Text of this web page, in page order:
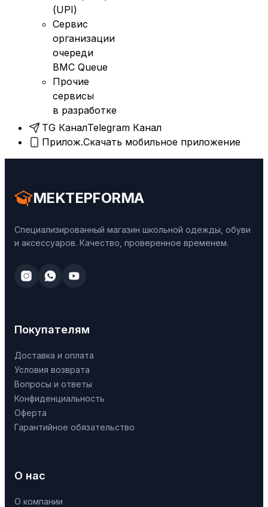
(UPI)
Сервис
организации
очереди
BMC Queue
Прочие
сервисы
в разработке
TG КаналTelegram Канал
Прилож.Скачать мобильное приложение
MEKTEPFORMA
Специализированный магазин школьной одежды, обуви
и аксессуаров. Качество, проверенное временем.
Покупателям
Доставка и оплата
Условия возврата
Вопросы и ответы
Конфиденциальность
Оферта
Гарантийное обязательство
О нас
О компании